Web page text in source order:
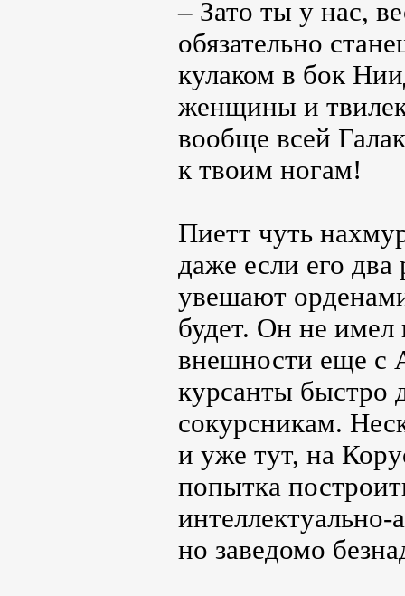
– Зато ты у нас,
обязательно
кулаком в бок
женщины и
вообще всей
к твоим ногам!
Пиетт чуть
даже если его
увешают
будет. Он не имел
внешности еще с
курсанты быстро
сокурсникам.
и уже тут, на
попытка
интеллектуально-
но заведомо